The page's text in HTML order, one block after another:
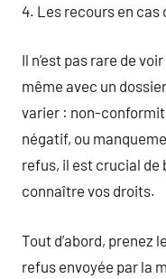
4. Les recours en cas
Il n’est pas rare de
même avec un
varier : non-
négatif, ou
refus, il est crucial de
connaître vos droits.
Tout d’abord, prenez
refus envoyée par la